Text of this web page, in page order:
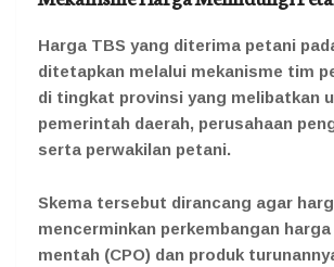
Harga TBS yang diterima petani
ditetapkan melalui mekanisme tim
di tingkat provinsi yang melibatkan
pemerintah daerah, perusahaan
serta perwakilan petani.
Skema tersebut dirancang agar
mencerminkan perkembangan
mentah (CPO) dan produk